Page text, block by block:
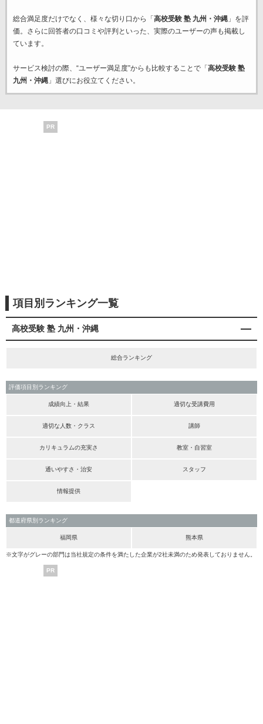
総合満足度だけでなく、様々な切り口から「 高校受験 塾 九州・沖縄」を評
価。さらに回答者の口コミや評判といった、実際のユーザーの声も掲載し
ています。
サービス検討の際、“ユーザー満足度”からも比較することで「 高校受験 塾
九州・沖縄」選びにお役立てください。
PR
項目別ランキング一覧
高校受験 塾 九州・沖縄
総合ランキング
評価項目別ランキング
成績向上・結果 適切な受講費用
適切な人数・クラス 講師
カリキュラムの充実さ 教室・自習室
通いやすさ・治安 スタッフ
情報提供
都道府県別ランキング
福岡県 熊本県
※文字がグレーの部門は当社規定の条件を満たした企業が2社未満のため発表しておりません。
PR